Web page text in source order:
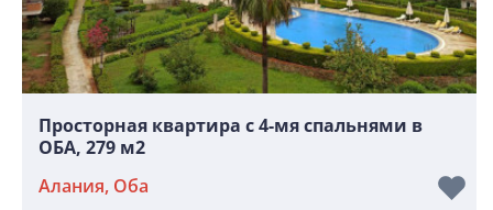
Просторная квартира с 4-мя спальнями в
ОБА, 279 м2
Алания, Оба